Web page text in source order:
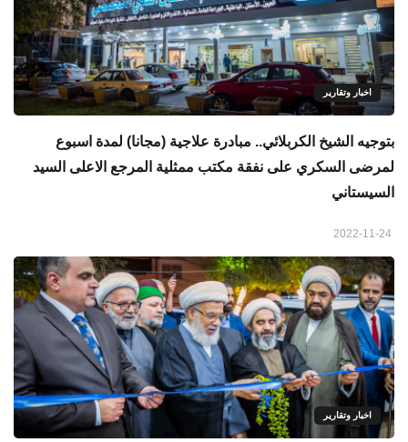
اخبار وتقارير
بتوجيه الشيخ الكربلائي.. مبادرة علاجية (مجانا) لمدة اسبوع
لمرضى السكري على نفقة مكتب ممثلية المرجع الاعلى السيد
السيستاني
اخبار وتقارير